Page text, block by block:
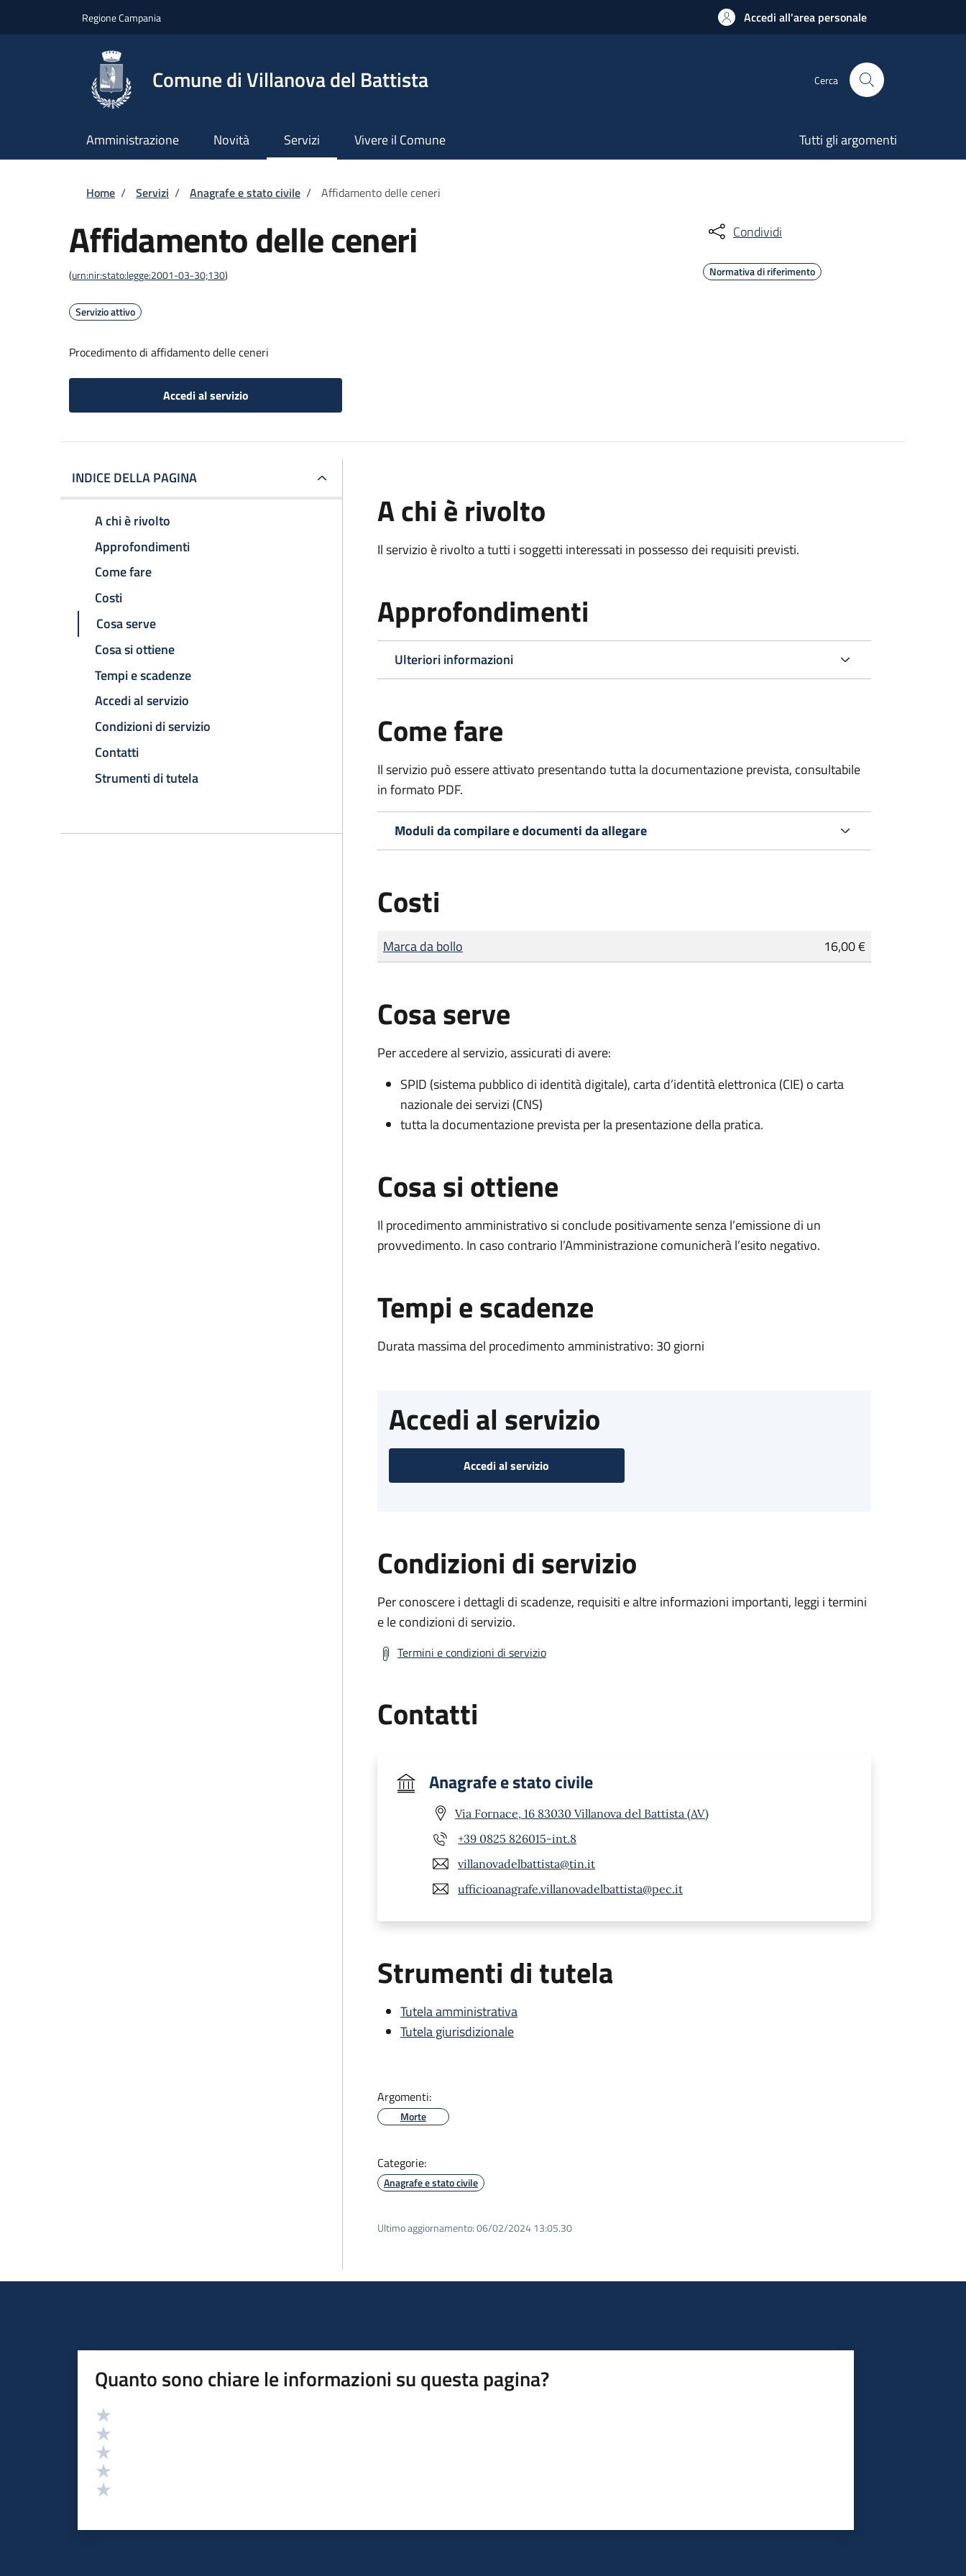
Regione Campania Accedi all'area personale
Comune di Villanova del Battista Cerca
Amministrazione Novità Servizi Vivere il Comune Tutti gli argomenti
Briciole di pane
Home / Servizi / Anagrafe e stato civile / Affidamento delle ceneri
Affidamento delle ceneri
(urn:nir:stato:legge:2001-03-30;130)
Servizio attivo
Procedimento di affidamento delle ceneri
Accedi al servizio
Condividi
Normativa di riferimento
INDICE DELLA PAGINA
A chi è rivolto
Approfondimenti
Come fare
Costi
Cosa serve
Cosa si ottiene
Tempi e scadenze
Accedi al servizio
Condizioni di servizio
Contatti
Strumenti di tutela
A chi è rivolto
Il servizio è rivolto a tutti i soggetti interessati in possesso dei requisiti previsti.
Approfondimenti
Ulteriori informazioni
Come fare
Il servizio può essere attivato presentando tutta la documentazione prevista, consultabile
in formato PDF.
Moduli da compilare e documenti da allegare
Costi
Tipo di pagamento
Importo
Marca da bollo 16,00 €
Cosa serve
Per accedere al servizio, assicurati di avere:
SPID (sistema pubblico di identità digitale), carta d’identità elettronica (CIE) o carta
nazionale dei servizi (CNS)
tutta la documentazione prevista per la presentazione della pratica.
Cosa si ottiene
Il procedimento amministrativo si conclude positivamente senza l’emissione di un
provvedimento. In caso contrario l’Amministrazione comunicherà l’esito negativo.
Tempi e scadenze
Durata massima del procedimento amministrativo: 30 giorni
Accedi al servizio
Accedi al servizio
Condizioni di servizio
Per conoscere i dettagli di scadenze, requisiti e altre informazioni importanti, leggi i termini
e le condizioni di servizio.
Termini e condizioni di servizio
Contatti
Anagrafe e stato civile
Via Fornace, 16 83030 Villanova del Battista (AV)
+39 0825 826015-int.8
villanovadelbattista@tin.it
ufficioanagrafe.villanovadelbattista@pec.it
Strumenti di tutela
Tutela amministrativa
Tutela giurisdizionale
Argomenti:
Morte
Categorie:
Anagrafe e stato civile
Ultimo aggiornamento:06/02/2024 13:05.30
Quanto sono chiare le informazioni su questa pagina?
Valutazione